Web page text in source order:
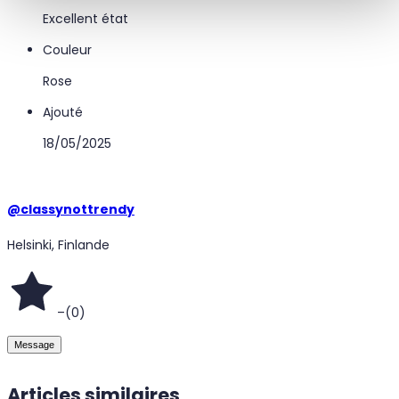
Excellent état
Couleur
Rose
Ajouté
18/05/2025
@classynottrendy
Helsinki, Finlande
–(0)
Message